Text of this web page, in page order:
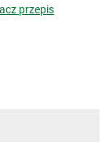
przepis